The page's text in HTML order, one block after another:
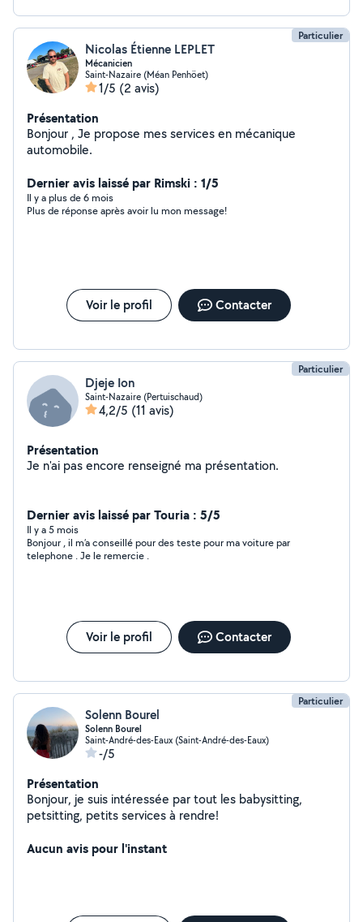
Particulier
Nicolas Étienne LEPLET
Mécanicien
Saint-Nazaire (Méan Penhöet)
1/5 (2 avis)
Présentation
Bonjour , Je propose mes services en mécanique
automobile.
Dernier avis laissé par Rimski : 1/5
Il y a plus de 6 mois
Plus de réponse après avoir lu mon message!
Voir le profil Contacter
Particulier
Djeje Ion
Saint-Nazaire (Pertuischaud)
4,2/5 (11 avis)
Présentation
Je n'ai pas encore renseigné ma présentation.
Dernier avis laissé par Touria : 5/5
Il y a 5 mois
Bonjour , il m’a conseillé pour des teste pour ma voiture par
telephone . Je le remercie .
Voir le profil Contacter
Particulier
Solenn Bourel
Solenn Bourel
Saint-André-des-Eaux (Saint-André-des-Eaux)
-/5
Présentation
Bonjour, je suis intéressée par tout les babysitting,
petsitting, petits services à rendre!
Aucun avis pour l'instant